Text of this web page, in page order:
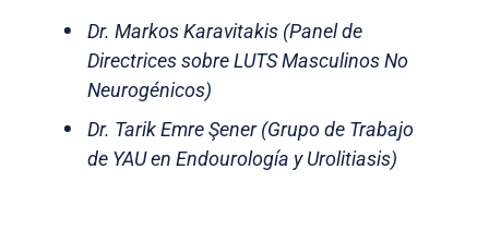
Dr. Markos Karavitakis (Panel de
Directrices sobre LUTS Masculinos No
Neurogénicos)
Dr. Tarik Emre Şener (Grupo de Trabajo
de YAU en Endourología y Urolitiasis)